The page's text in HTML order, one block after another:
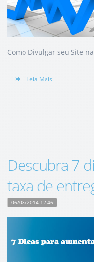
Como Divulgar seu Site
Leia Mais
Descubra 7
taxa de
06/08/2014 12:46